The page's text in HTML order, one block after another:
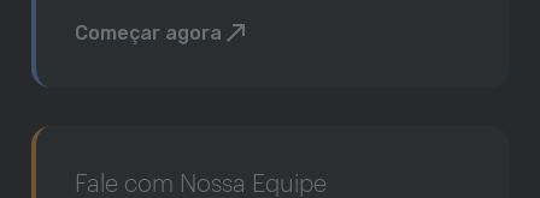
Começar agora
Fale com Nossa Equipe